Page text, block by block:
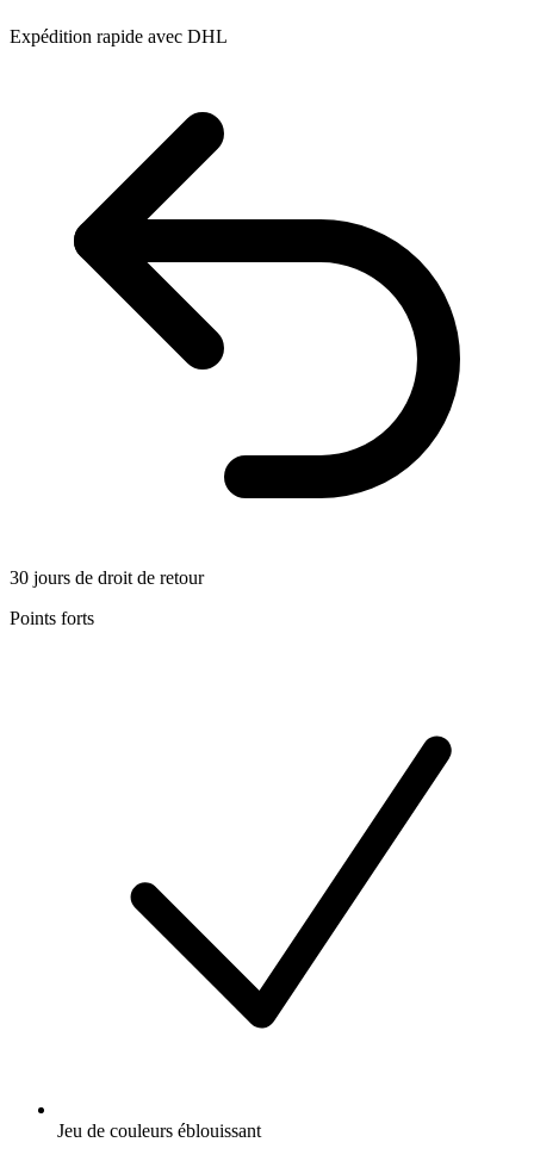
Expédition rapide avec DHL
30 jours de droit de retour
Points forts
Jeu de couleurs éblouissant